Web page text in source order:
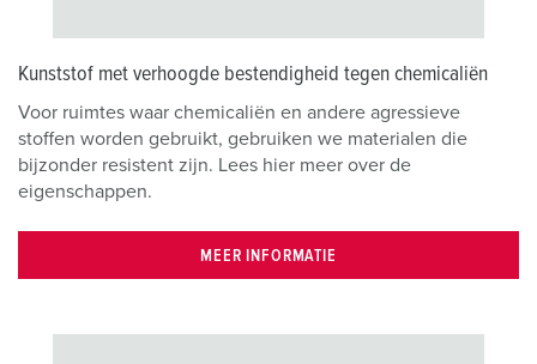
Kunststof met verhoogde bestendigheid tegen chemicaliën
Voor ruimtes waar chemicaliën en andere agressieve
stoffen worden gebruikt, gebruiken we materialen die
bijzonder resistent zijn. Lees hier meer over de
eigenschappen.
MEER INFORMATIE